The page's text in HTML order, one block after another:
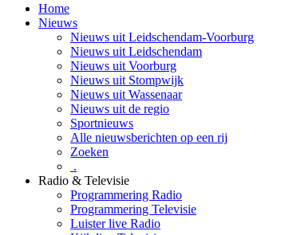
Home
Nieuws
Nieuws uit Leidschendam-Voorburg
Nieuws uit Leidschendam
Nieuws uit Voorburg
Nieuws uit Stompwijk
Nieuws uit Wassenaar
Nieuws uit de regio
Sportnieuws
Alle nieuwsberichten op een rij
Zoeken
.
Radio & Televisie
Programmering Radio
Programmering Televisie
Luister live Radio